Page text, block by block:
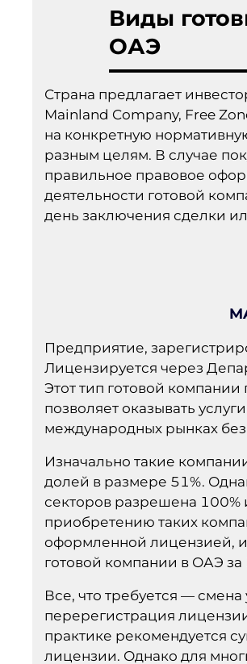
Виды
ОАЭ
Страна предлагает
Mainland Company, Free
на конкретную
разным целям. В случае
правильное правовое
деятельности готовой
день заключения сделки
Предприятие,
Лицензируется через
Этот тип готовой
позволяет оказывать
международных рынках
Изначально такие
долей в размере 51%.
секторов разрешена 100%
приобретению таких
оформленной лицензией,
готовой компании в ОАЭ
Все, что требуется —
перерегистрация
практике рекомендуется
лицензии. Однако для